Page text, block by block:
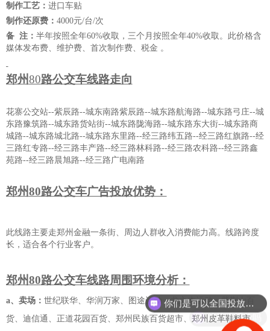
制作工艺： 进口车贴
制作还原费： 4000元/台/次
备注： 半年按照全年60%收取，三个月按照全年40%收取。 此价格含
媒体发布费、维护费、 首次制作费、 税金 。
郑州80路公交车线路走向
花寨公交站--紫辰路--城东南路紫辰路--城东路航海路--城东路弓庄--城
东路豫筑路--城东路货站街--城东路陇海路--城东路东大街--城东路商
城路--城东路城北路--城东路东里路--经三路纬五路--经三路红旗路--经
三路红专路--经三路丰产路--经三路林科路--经三路农科路--经三路鑫
苑路--经三路晨旭路--经三路广电南路
郑州80路公交车广告投放优势：
此线路主要走郑州金融一条街、周边人群收入消费能力高。线路跨度
长 ， 适合各个行业客户 。
郑州80路公交车线路周围环境分析：
a、 卖场： 世纪联华、华润万家、图途运动、龙之杰运动、紫荆山百
货、迪信通、正道花园百货、郑州民族百货超市、郑州皮革鞋料市
能给个报价吗